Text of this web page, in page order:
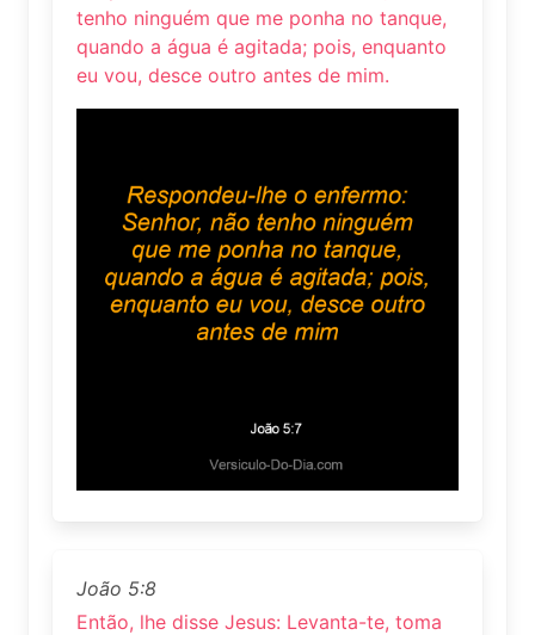
tenho ninguém que me ponha no tanque,
quando a água é agitada; pois, enquanto
eu vou, desce outro antes de mim.
João 5:8
Então, lhe disse Jesus: Levanta-te, toma